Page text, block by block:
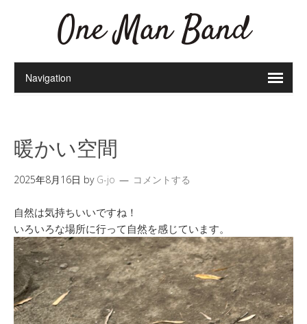
One Man Band
暖かい空間
2025年8月16日 by G-jo コメントする
自然は気持ちいいですね！
いろいろな場所に行って自然を感じています。